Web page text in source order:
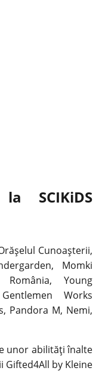
SCIKiDS
Cunoașterii,
Momki
România, Young
Works
Pandora M, Nemi,
unor abilități înalte
by Kleine